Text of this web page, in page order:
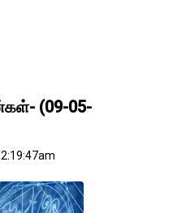
(09-05-